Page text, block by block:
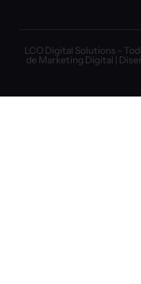
LCO Digital Solutions -
de Marketing Digital |